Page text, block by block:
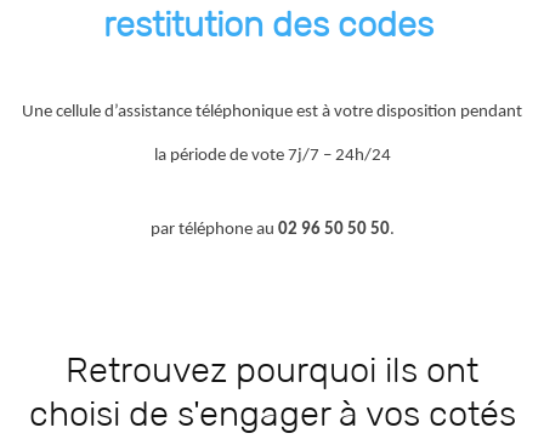
restitution des codes
Une cellule d’assistance téléphonique est à votre disposition pendant
la période de vote 7j/7 – 24h/24
par téléphone au 02 96 50 50 50.
Retrouvez pourquoi ils ont
choisi de s'engager à vos cotés